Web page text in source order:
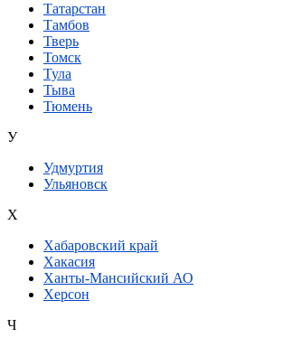
Татарстан
Тамбов
Тверь
Томск
Тула
Тыва
Тюмень
У
Удмуртия
Ульяновск
Х
Хабаровский край
Хакасия
Ханты-Мансийский АО
Херсон
Ч